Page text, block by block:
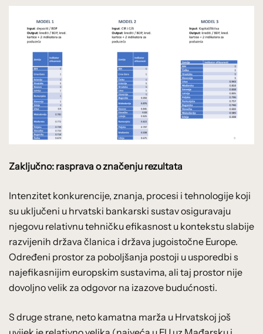
Zaključno: rasprava o značenju rezultata
Intenzitet konkurencije, znanja, procesi i tehnologije koji
su uključeni u hrvatski bankarski sustav osiguravaju
njegovu relativnu tehničku efikasnost u kontekstu slabije
razvijenih država članica i država jugoistočne Europe.
Određeni prostor za poboljšanja postoji u usporedbi s
najefikasnijim europskim sustavima, ali taj prostor nije
dovoljno velik za odgovor na izazove budućnosti.
S druge strane, neto kamatna marža u Hrvatskoj još